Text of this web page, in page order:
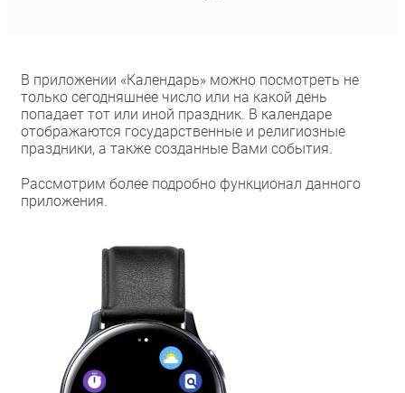
В приложении «Календарь» можно посмотреть не
только сегодняшнее число или на какой день
попадает тот или иной праздник. В календаре
отображаются государственные и религиозные
праздники, а также созданные Вами события.
Рассмотрим более подробно функционал данного
приложения.